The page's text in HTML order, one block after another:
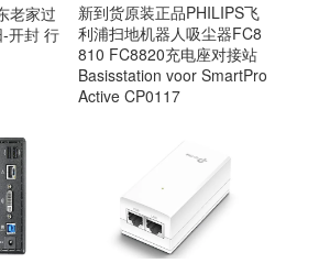
老家过
开封 行
新到货原装正品PHILIPS飞
利浦扫地机器人吸尘器FC8
810 FC8820充电座对接站
Basisstation voor SmartPro
Active CP0117